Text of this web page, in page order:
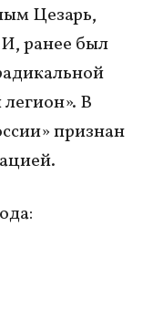
Цезарь,
ранее был
В
признан